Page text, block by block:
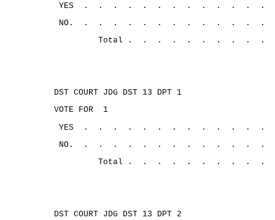
YES
. . . . . . . . . . . .
.
NO.
. . . . . . . . . . . .
.
Total .
. . . . . . . . .
DST COURT JDG DST 13 DPT 1
VOTE FOR
1
YES
. . . . . . . . . . . .
.
NO.
. . . . . . . . . . . .
.
Total .
. . . . . . . . .
DST COURT JDG DST 13 DPT 2